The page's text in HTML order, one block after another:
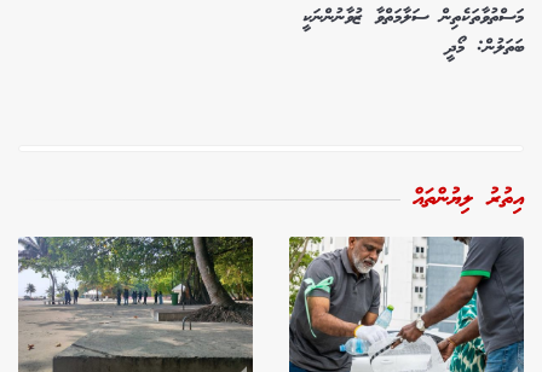
މަސްތުވާތަކެތިން ސަލާމަތްވާ ޒުވާނުންނަކީ
ބަތަލުން: މޯދީ
އިތުރު ލިޔުންތައް